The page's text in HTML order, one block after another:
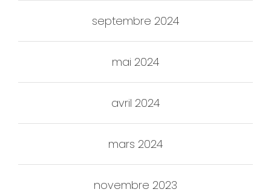
septembre 2024
mai 2024
avril 2024
mars 2024
novembre 2023